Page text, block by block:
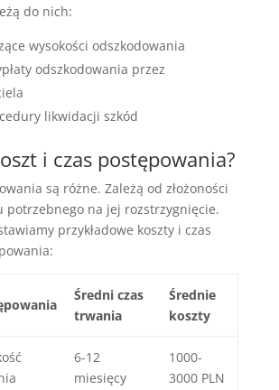
do nich:
wysokości odszkodowania
odszkodowania przez
likwidacji szkód
i czas postępowania?
są różne. Zależą od złożoności
potrzebnego na jej rozstrzygnięcie.
przykładowe koszty i czas
Średni czas
trwania
Średnie
koszty
6-12
miesięcy
1000-
3000 PLN